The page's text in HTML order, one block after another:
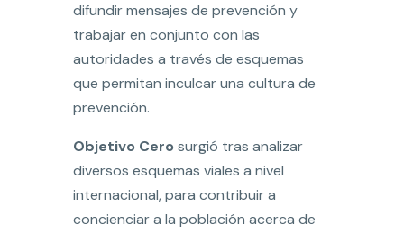
difundir mensajes de prevención y
trabajar en conjunto con las
autoridades a través de esquemas
que permitan inculcar una cultura de
prevención.
Objetivo Cero surgió tras analizar
diversos esquemas viales a nivel
internacional, para contribuir a
concienciar a la población acerca de